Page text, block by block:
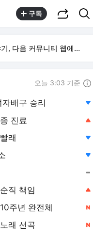
구독
다음 커뮤니티 웹에서 보기
오늘 3:03 기준
배구 승리
진료
래
직 책임
주년 완전체
래 선곡